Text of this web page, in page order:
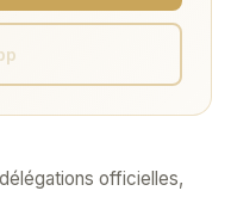
officielles,